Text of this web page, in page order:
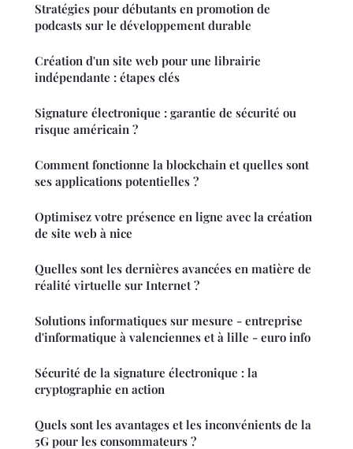
Stratégies pour débutants en promotion de
podcasts sur le développement durable
Création d'un site web pour une librairie
indépendante : étapes clés
Signature électronique : garantie de sécurité ou
risque américain ?
Comment fonctionne la blockchain et quelles sont
ses applications potentielles ?
Optimisez votre présence en ligne avec la création
de site web à nice
Quelles sont les dernières avancées en matière de
réalité virtuelle sur Internet ?
Solutions informatiques sur mesure - entreprise
d'informatique à valenciennes et à lille - euro info
Sécurité de la signature électronique : la
cryptographie en action
Quels sont les avantages et les inconvénients de la
5G pour les consommateurs ?